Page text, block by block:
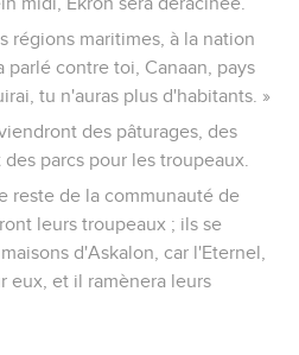
régions maritimes, à la nation
parlé contre toi, Canaan, pays
tu n'auras plus d'habitants. »
des pâturages, des
parcs pour les troupeaux.
reste de la communauté de
leurs troupeaux ; ils se
d'Askalon, car l'Eternel,
eux, et il ramènera leurs